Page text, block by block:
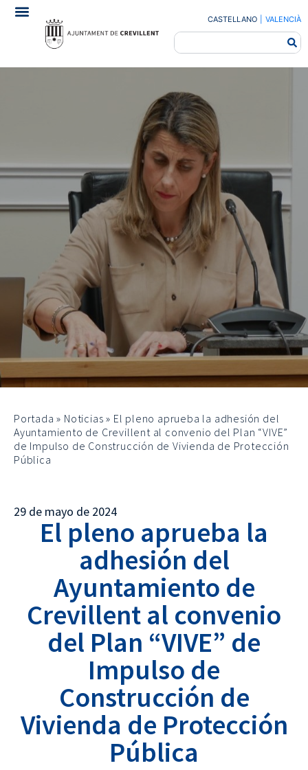
CASTELLANO VALENCIÀ
Portada » Noticias » El pleno aprueba la adhesión del
Ayuntamiento de Crevillent al convenio del Plan “VIVE”
de Impulso de Construcción de Vivienda de Protección
Pública
29 de mayo de 2024
El pleno aprueba la
adhesión del
Ayuntamiento de
Crevillent al convenio
del Plan “VIVE” de
Impulso de
Construcción de
Vivienda de Protección
Pública